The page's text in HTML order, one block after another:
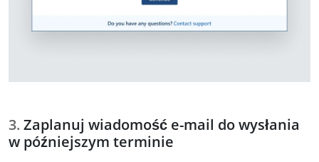
Zaplanuj wiadomość e-mail do wysłania
w późniejszym terminie